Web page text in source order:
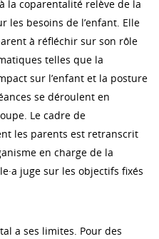
la coparentalité relève de la
les besoins de l’enfant. Elle
à réfléchir sur son rôle
telles que la
sur l’enfant et la posture
se déroulent en
Le cadre de
les parents est retranscrit
en charge de la
juge sur les objectifs fixés
a ses limites. Pour des